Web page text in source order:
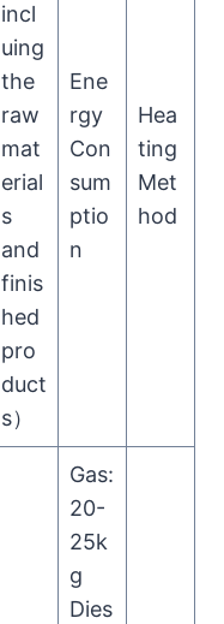
incl
uing
the
raw
mat
erial
s
and
finis
hed
pro
duct
s）
Ene
rgy
Con
sum
ptio
n
Hea
ting
Met
hod
Gas:
20-
25k
g
Dies